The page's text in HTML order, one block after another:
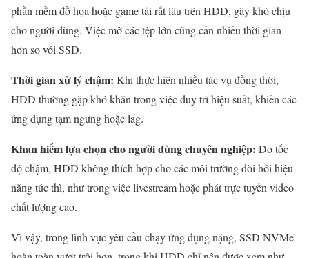
phần mềm đồ họa hoặc game tải rất lâu trên HDD, gây khó chịu
cho người dùng. Việc mở các tệp lớn cũng cần nhiều thời gian
hơn so với SSD.
Thời gian xử lý chậm: Khi thực hiện nhiều tác vụ đồng thời,
HDD thường gặp khó khăn trong việc duy trì hiệu suất, khiến các
ứng dụng tạm ngưng hoặc lag.
Khan hiếm lựa chọn cho người dùng chuyên nghiệp: Do tốc
độ chậm, HDD không thích hợp cho các môi trường đòi hỏi hiệu
năng tức thì, như trong việc livestream hoặc phát trực tuyến video
chất lượng cao.
Vì vậy, trong lĩnh vực yêu cầu chạy ứng dụng nặng, SSD NVMe